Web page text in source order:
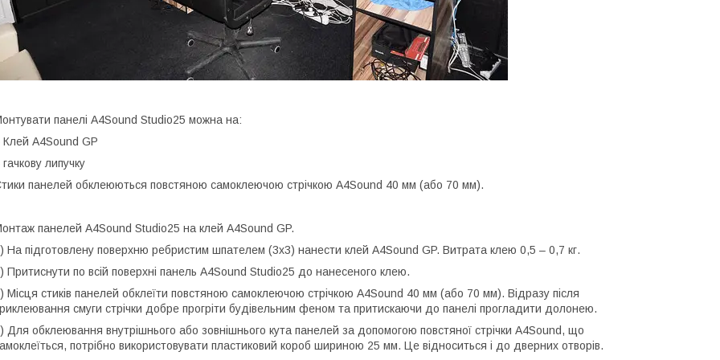
панелі A4Sound Studio25 можна на:
Клей A4Sound GP
гачкову липучку
панелей обклеюються повстяною самоклеючою стрічкою A4Sound 40 мм (або 70 мм).
панелей A4Sound Studio25 на клей A4Sound GP.
На підготовлену поверхню ребристим шпателем (3х3) нанести клей A4Sound GP. Витрата клею 0,5 – 0,7 кг.
Притиснути по всій поверхні панель A4Sound Studio25 до нанесеного клею.
Місця стиків панелей обклеїти повстяною самоклеючою стрічкою A4Sound 40 мм (або 70 мм). Відразу після
смуги стрічки добре прогріти будівельним феном та притискаючи до панелі прогладити долонею.
Для обклеювання внутрішнього або зовнішнього кута панелей за допомогою повстяної стрічки A4Sound, що
потрібно використовувати пластиковий короб шириною 25 мм. Це відноситься і до дверних отворів.